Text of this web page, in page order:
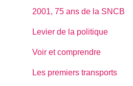
2001, 75 ans de la SNCB
Levier de la politique
Voir et comprendre
Les premiers transports